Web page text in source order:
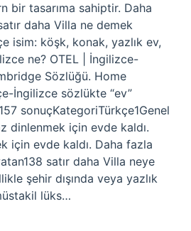
bir tasarıma sahiptir. Daha
daha Villa ne demek
isim: köşk, konak, yazlık ev,
ne? OTEL | İngilizce-
Sözlüğü. Home
İngilizce sözlükte “ev”
sonuçKategoriTürkçe1Genel
dinlenmek için evde kaldı.
için evde kaldı. Daha fazla
satır daha Villa neye
şehir dışında veya yazlık
lüks…